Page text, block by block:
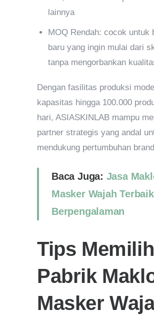
lainnya
MOQ Rendah: cocok untuk
baru yang ingin mulai dari
tanpa mengorbankan
Dengan fasilitas produksi
kapasitas hingga 100.000
hari, ASIASKINLAB mampu
partner strategis yang andal
mendukung pertumbuhan
Baca Juga: Jasa
Masker Wajah
Berpengalaman
Tips Memilih
Pabrik
Masker